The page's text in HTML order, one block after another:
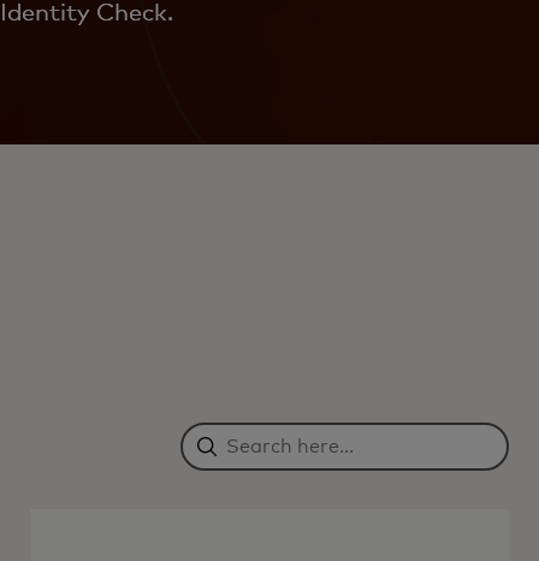
Identity Check.